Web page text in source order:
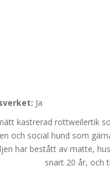
Ja
kastrerad rottweilertik
och social hund som
har bestått av matte,
snart 20 år, och